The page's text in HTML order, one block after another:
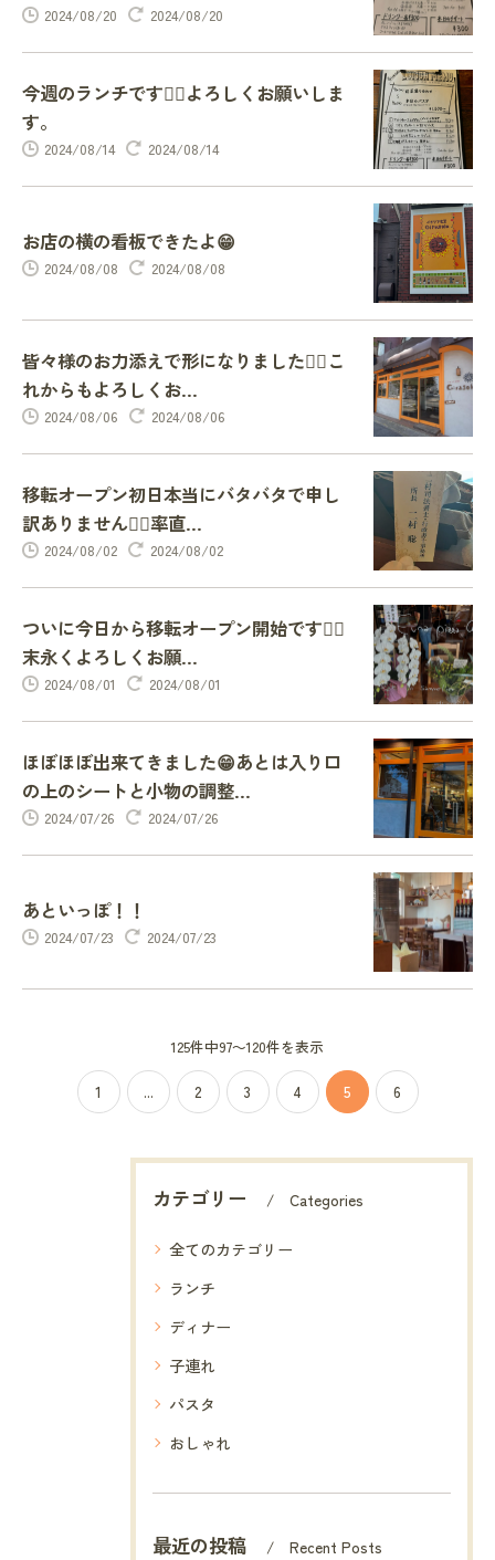
2024/08/20 2024/08/20
今週のランチです🙇‍♂️よろしくお願いしま
す。
2024/08/14 2024/08/14
お店の横の看板できたよ😁
2024/08/08 2024/08/08
皆々様のお力添えで形になりました🙇‍♂️こ
れからもよろしくお...
2024/08/06 2024/08/06
移転オープン初日本当にバタバタで申し
訳ありません🙇‍♂️率直...
2024/08/02 2024/08/02
ついに今日から移転オープン開始です🙇‍♂️
末永くよろしくお願...
2024/08/01 2024/08/01
ほぼほぼ出来てきました😁あとは入り口
の上のシートと小物の調整...
2024/07/26 2024/07/26
あといっぽ！！
2024/07/23 2024/07/23
125件中97～120件を表示
1 ... 2 3 4 5 6
カテゴリー Categories
全てのカテゴリー
ランチ
ディナー
子連れ
パスタ
おしゃれ
最近の投稿 Recent Posts